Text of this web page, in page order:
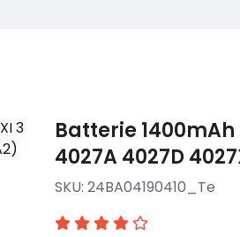
Batterie 1400mAh
4027A 4027D
SKU: 24BA04190410_Te